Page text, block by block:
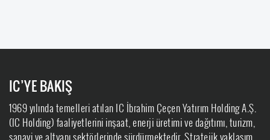
IC’YE BAKIŞ
1969 yılında temelleri atılan IC İbrahim Çeçen Yatırım Holding A.Ş.
(IC Holding) faaliyetlerini inşaat, enerji üretimi ve dağıtımı, turizm,
sanayi ve altyapı sektörlerinde sürdürmektedir. Stratejik yaklaşım,